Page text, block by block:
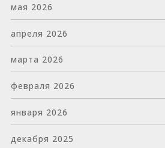
мая 2026
апреля 2026
марта 2026
февраля 2026
января 2026
декабря 2025